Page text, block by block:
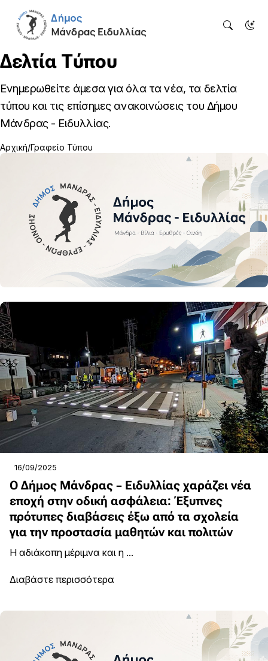
Δελτία Τύπου
Ενημερωθείτε άμεσα για όλα τα νέα, τα δελτία
τύπου και τις επίσημες ανακοινώσεις του Δήμου
Μάνδρας - Ειδυλλίας.
Αρχική Γραφείο Τύπου
16/09/2025
Ο Δήμος Μάνδρας – Ειδυλλίας χαράζει νέα
εποχή στην οδική ασφάλεια: Έξυπνες
πρότυπες διαβάσεις έξω από τα σχολεία
για την προστασία μαθητών και πολιτών
Η αδιάκοπη μέριμνα και η ...
Διαβάστε περισσότερα